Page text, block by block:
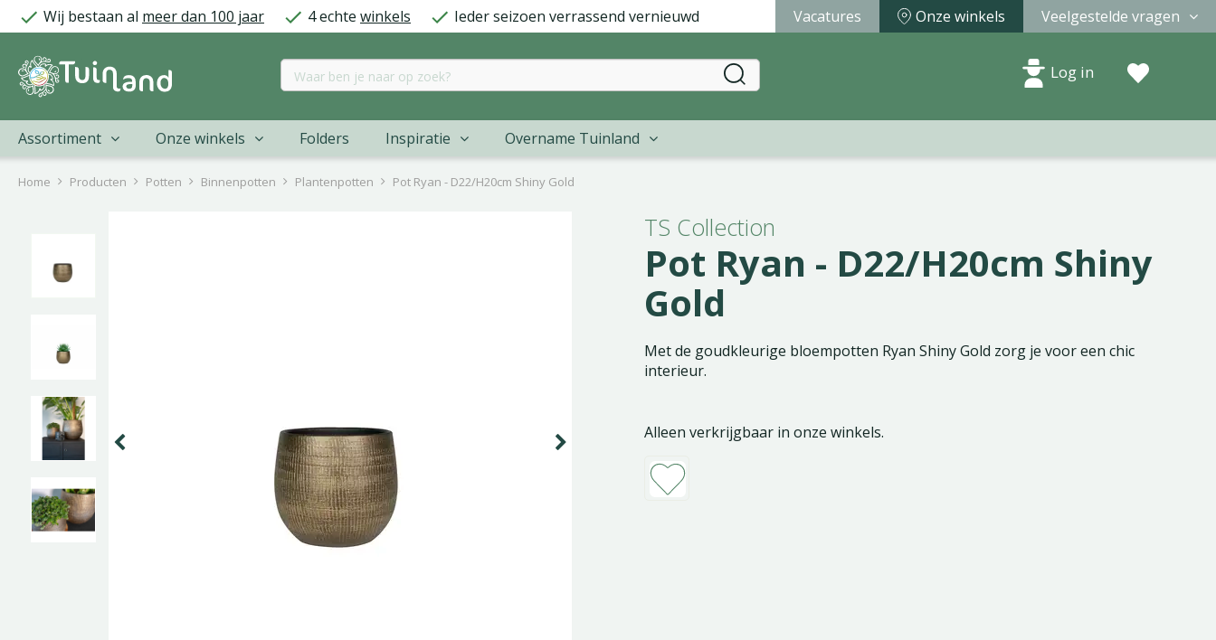
naar
Home Producten Potten Binnenpotten Plantenpotten Pot Ryan - D22/H20cm Shiny Gold
Wij bestaan al meer dan 100 jaar 4 echte winkels Ieder seizoen verrassend vernieuwd Vacatures Onze winkels Veelgestelde vragen
Log in
Assortiment Onze winkels Folders Inspiratie Overname Tuinland
TS Collection
Pot Ryan - D22/H20cm Shiny
Gold
Met de goudkleurige bloempotten Ryan Shiny Gold zorg je voor een chic
interieur.
Alleen verkrijgbaar in onze winkels.